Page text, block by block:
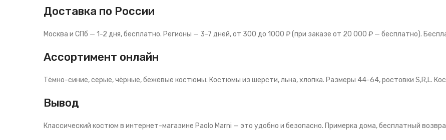
Доставка по России
Москва и СПб — 1-2 дня, бесплатно. Регионы — 3-7 дней, от 300 до 1000 ₽ (при заказе от 20 000 ₽ — бесплатно).
Ассортимент онлайн
Тёмно-синие, серые, чёрные, бежевые костюмы. Костюмы из шерсти, льна, хлопка. Размеры 44-64, ростовки S,R,L.
Вывод
Классический костюм в интернет-магазине Paolo Marni — это удобно и безопасно. Примерка дома, бесплатный